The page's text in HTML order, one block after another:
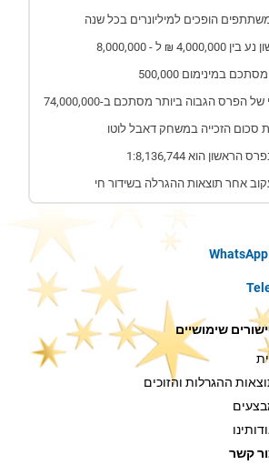
סכום הזכייה במשחק דאבל לוטו
הוא 1:8,136,744
אחר תוצאות ההגרלה בשידור חי
שימושיים
ההגרלות והזוכים
קשר